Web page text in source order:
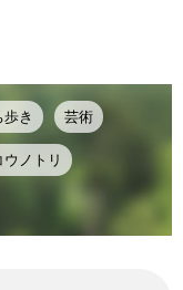
歩き 芸術
ウノトリ